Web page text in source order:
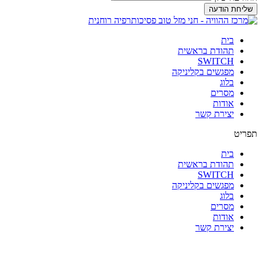
שליחת הודעה
בית
תהודת בראשית
SWITCH
מפגשים בקליניקה
בלוג
מסרים
אודות
יצירת קשר
תפריט
בית
תהודת בראשית
SWITCH
מפגשים בקליניקה
בלוג
מסרים
אודות
יצירת קשר